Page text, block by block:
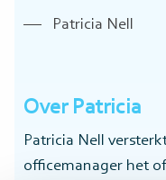
Patricia Nell
Over Patricia
Patricia Nell
officemanager het